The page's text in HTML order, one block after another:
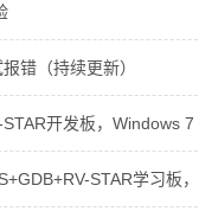
错（持续更新）
STAR开发板，
STAR学习板